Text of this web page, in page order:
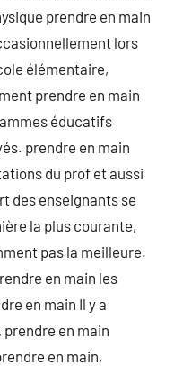
prendre en main
lors
élémentaire,
prendre en main
éducatifs
prendre en main
du prof et aussi
des enseignants se
la plus courante,
pas la meilleure.
en main les
en main Il y a
en main
en main,